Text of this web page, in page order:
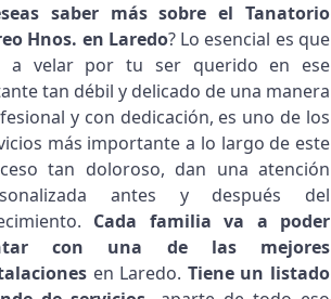
saber más sobre el Tanatorio
Hnos. en Laredo? Lo esencial es que
a velar por tu ser querido en ese
tan débil y delicado de una manera
y con dedicación, es uno de los
más importante a lo largo de este
tan doloroso, dan una atención
antes y después del
Cada familia va a poder
con una de las mejores
en Laredo. Tiene un listado